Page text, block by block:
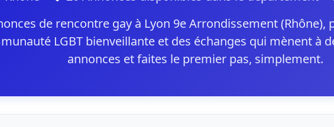
de rencontre gay à Lyon 9e Arrondissement (Rhône),
LGBT bienveillante et des échanges qui mènent à
annonces et faites le premier pas, simplement.